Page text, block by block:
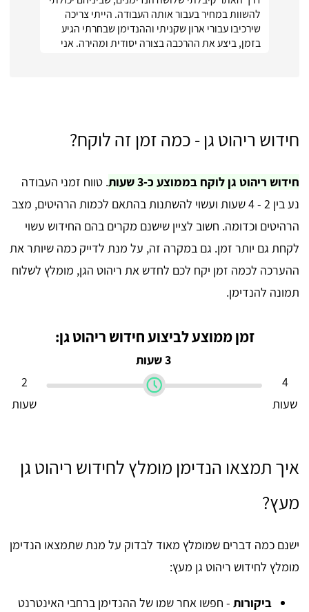
להשוות במחיר בעבור אותה העבודה. הייתי צריכה
שירכיבו עבורי ארון שקניתי וההנדימן שבחרתי הגיע
בזמן, ביצע את ההרכבה בצורה יסודית ומהירה. אני
חידוש ריהוט גן - כמה זמן זה לוקח?
חידוש ריהוט גן לוקח בממוצע כ-3 שעות
. טווח זמני העבודה
נע בין 2 - 4 שעות ועשוי להשתנות בהתאם לכמות הרהיטים, מצב
הרהיטים וכדומה. חשוב לציין שישנם מקרים בהם החידוש עשוי
לקחת גם יותר זמן. גם במקרה זה, על מנת לדייק כמה שיותר את
ההערכה לכמה זמן יקח לכם לחדש את ריהוט הגן, מומלץ לשלוח
תמונה להנדימן.
זמן ממוצע לביצוע חידוש ריהוט גן:
3 שעות
4
שעות
2
שעות
איך תמצאו הנדימן מומלץ לחידוש ריהוט גן
מעץ?
ישנם כמה דברים שמומלץ מאוד לבדוק על מנת שתמצאו הנדימן
מומלץ לחידוש ריהוט גן מעץ:
ביקורות - חפשו אחר שמו של ההנדימן ברחבי האינטרנט